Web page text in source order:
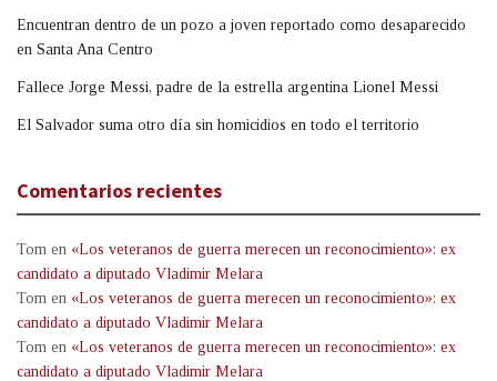
Encuentran dentro de un pozo a joven reportado como desaparecido
en Santa Ana Centro
Fallece Jorge Messi, padre de la estrella argentina Lionel Messi
El Salvador suma otro día sin homicidios en todo el territorio
Comentarios recientes
Tom en «Los veteranos de guerra merecen un reconocimiento»: ex
candidato a diputado Vladimir Melara
Tom en «Los veteranos de guerra merecen un reconocimiento»: ex
candidato a diputado Vladimir Melara
Tom en «Los veteranos de guerra merecen un reconocimiento»: ex
candidato a diputado Vladimir Melara